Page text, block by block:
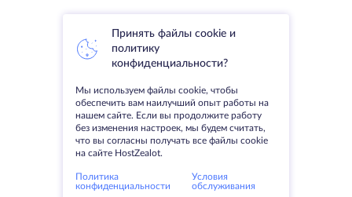
Принять файлы cookie и
политику
конфиденциальности?
Мы используем файлы cookie, чтобы
обеспечить вам наилучший опыт работы на
нашем сайте. Если вы продолжите работу
без изменения настроек, мы будем считать,
что вы согласны получать все файлы cookie
на сайте HostZealot.
Политика
конфиденциальности
Условия
обслуживания